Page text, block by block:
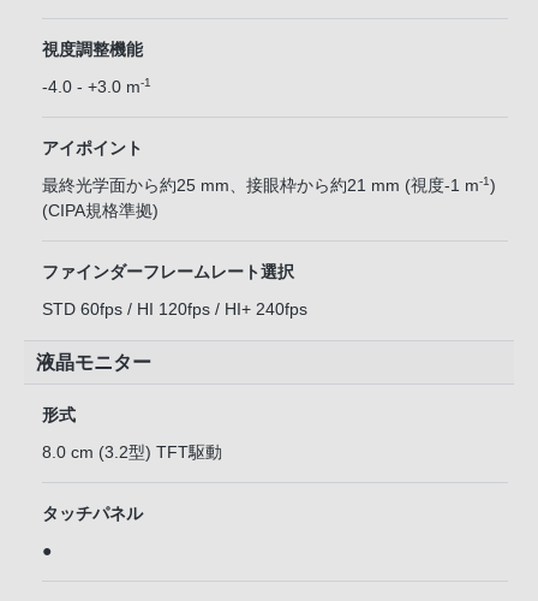
視度調整機能
-4.0 - +3.0 m-1
アイポイント
最終光学面から約25 mm、接眼枠から約21 mm (視度-1 m-1)
(CIPA規格準拠)
ファインダーフレームレート選択
STD 60fps / HI 120fps / HI+ 240fps
液晶モニター
形式
8.0 cm (3.2型) TFT駆動
タッチパネル
●